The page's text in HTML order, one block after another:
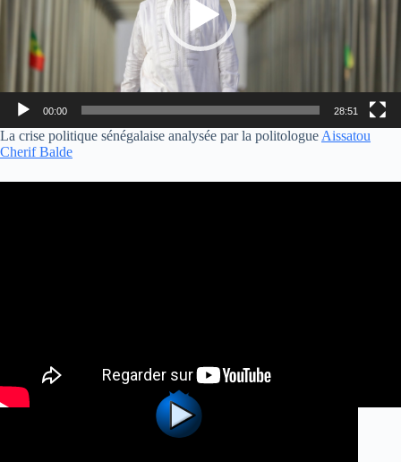
00:00 28:51
La crise politique sénégalaise analysée par la politologue Aissatou
Cherif Balde